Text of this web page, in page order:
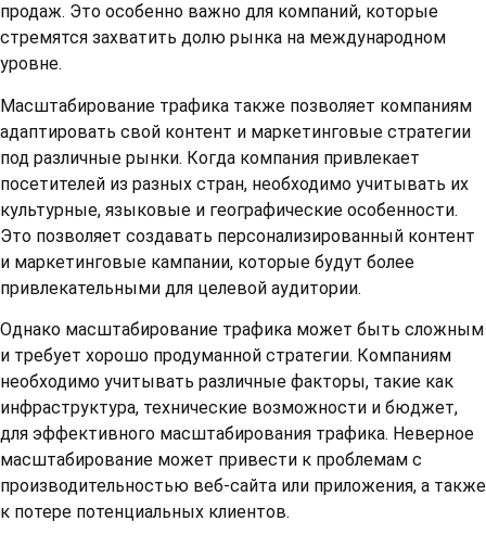
продаж. Это особенно важно для компаний, которые
стремятся захватить долю рынка на международном
уровне.
Масштабирование трафика также позволяет компаниям
адаптировать свой контент и маркетинговые стратегии
под различные рынки. Когда компания привлекает
посетителей из разных стран, необходимо учитывать их
культурные, языковые и географические особенности.
Это позволяет создавать персонализированный контент
и маркетинговые кампании, которые будут более
привлекательными для целевой аудитории.
Однако масштабирование трафика может быть сложным
и требует хорошо продуманной стратегии. Компаниям
необходимо учитывать различные факторы, такие как
инфраструктура, технические возможности и бюджет,
для эффективного масштабирования трафика. Неверное
масштабирование может привести к проблемам с
производительностью веб-сайта или приложения, а также
к потере потенциальных клиентов.